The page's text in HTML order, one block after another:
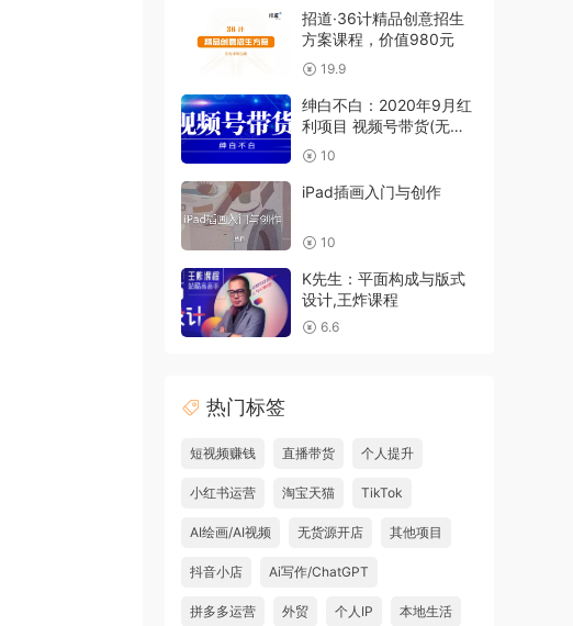
招道·36计精品创意招生
方案课程，价值980元
19.9
绅白不白：2020年9月红
利项目 视频号带货(无水
印) 10
iPad插画入门与创作
10
K先生：平面构成与版式
设计,王炸课程
6.6
热门标签
短视频赚钱 直播带货 个人提升
小红书运营 淘宝天猫 TikTok
AI绘画/AI视频 无货源开店 其他项目
抖音小店 Ai写作/ChatGPT
拼多多运营 外贸 个人IP 本地生活